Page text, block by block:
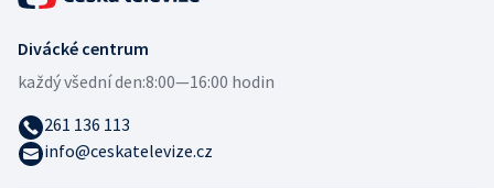
Divácké centrum
každý všední den:8:00—16:00 hodin
261 136 113
info@ceskatelevize.cz